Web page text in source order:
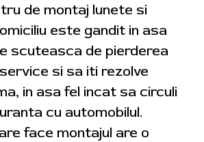
de montaj lunete si
este gandit in asa
scuteasca de pierderea
si sa iti rezolve
in asa fel incat sa circuli
cu automobilul.
face montajul are o